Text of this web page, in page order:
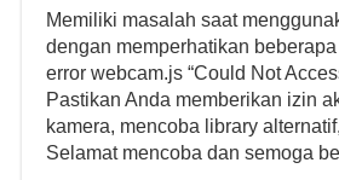
Memiliki masalah saat
dengan memperhatikan
error webcam.js “Could Not
Pastikan Anda memberikan izin
kamera, mencoba library
Selamat mencoba dan semoga